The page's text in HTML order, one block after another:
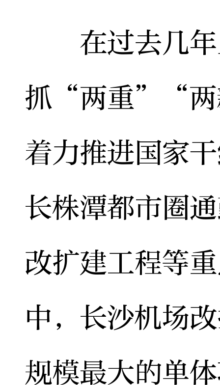
在过去几年
抓“两重”“两
着力推进国家
长株潭都市圈
改扩建工程等
中，长沙机场
规模最大的单